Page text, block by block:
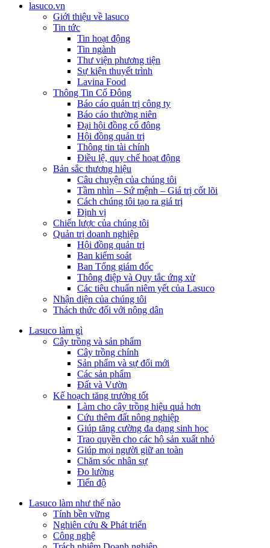
lasuco.vn
Giới thiệu về lasuco
Tin tức
Tin hoạt động
Tin ngành
Thư viện phương tiện
Sự kiện thuyết trình
Lavina Food
Thông Tin Cổ Đông
Báo cáo quản trị công ty
Báo cáo thường niên
Đại hội đồng cổ đông
Hội đồng quản trị
Thông tin tài chính
Điều lệ, quy chế hoạt động
Bản sắc thương hiệu
Câu chuyện của chúng tôi
Tầm nhìn – Sứ mệnh – Giá trị cốt lõi
Cách chúng tôi tạo ra giá trị
Định vị
Chiến lược của chúng tôi
Quản trị doanh nghiệp
Hội đồng quản trị
Ban kiểm soát
Ban Tổng giám đốc
Thông điệp và Quy tắc ứng xử
Các tiêu chuẩn niêm yết của Lasuco
Nhận diện của chúng tôi
Thách thức đối với nông dân
Lasuco làm gì
Cây trồng và sản phẩm
Cây trồng chính
Sản phẩm và sự đổi mới
Các sản phẩm
Đất và Vườn
Kế hoạch tăng trưởng tốt
Làm cho cây trồng hiệu quả hơn
Cứu thêm đất nông nghiệp
Giúp tăng cường đa dạng sinh học
Trao quyền cho các hộ sản xuất nhỏ
Giúp mọi người giữ an toàn
Chăm sóc nhân sự
Đo lường
Tiến độ
Lasuco làm như thế nào
Tính bền vững
Nghiên cứu & Phát triển
Công nghệ